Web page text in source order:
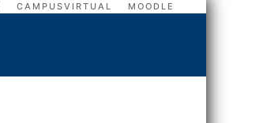
CAMPUSVIRTUAL MOODLE